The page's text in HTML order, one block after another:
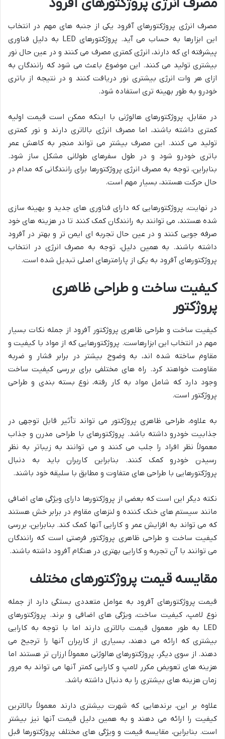
مصرف انرژی پروژکتورهای آفرود
مصرف انرژی پروژکتورهای آفرود یکی از جنبه های مهم در انتخاب
این ابزارها به حساب می آید. پروژکتورهای LED به دلیل فناوری
پیشرفته ای که دارند، انرژی کمتری مصرف می کنند و در عین حال نور
بیشتری تولید می کنند. این موضوع باعث می شود که رانندگان به
ازای هر وات انرژی بیشتری نور دریافت کنند و در نتیجه از باتری
خودرو به طور بهینه تری استفاده شود.
در مقابل، پروژکتورهای هالوژنی با اینکه ممکن است قیمت اولیه
کمتری داشته باشند، اما مصرف انرژی بالاتری دارند و نور کمتری
تولید می کنند. این مصرف بیشتر می تواند منجر به کاهش عمر
باتری خودرو شود و در طول سفرهای طولانی مشکل ساز شود.
بنابراین، توجه به مصرف انرژی پروژکتورها برای رانندگانی که مدام در
حال حرکت هستند، بسیار مهم است.
در نهایت، پروژکتورهایی که دارای فناوری های جدید و بهینه سازی
شده هستند، می توانند به رانندگان کمک کنند تا در هزینه های خود
صرفه جویی کنند و در عین حال تجربه ای ایمن تر و بهتر در آفرود
داشته باشند. به همین دلیل، توجه به مصرف انرژی در انتخاب
پروژکتورهای آفرود به یکی از پارامترهای اصلی تبدیل شده است.
کیفیت ساخت و طراحی ظاهری
پروژکتور
کیفیت ساخت و طراحی ظاهری پروژکتور آفرود از جمله نکات بسیار
مهم در انتخاب این ابزارهاست. پروژکتورهایی که از مواد با کیفیت و
مقاوم ساخته شده اند، به وضوح بیشتر در برابر فشار و ضربه
مقاومت خواهند کرد. راه های مختلفی برای بررسی کیفیت ساخت
وجود دارد که شامل مواد به کار رفته، نوع بسته بندی و طراحی
پروژکتور است.
به علاوه، طراحی ظاهری پروژکتور می تواند تأثیر قابل توجهی در
جذابیت خودرو داشته باشد. پروژکتورهای با طراحی مدرن و جذاب
معمولاً نظر افراد را جلب می کنند و می توانند به زیباتر به نظر
رسیدن خودرو کمک کنند. بنابراین کاربران باید به دنبال
پروژکتورهایی با طراحی های متفاوت و مطابق با سلیقه خود باشند.
نکته دیگر این است که بعضی از پروژکتورها دارای ویژگی های اضافی
مانند سیستم های خنک کننده و لنزهای مقاوم در برابر خش هستند
که می تواند به افزایش عمر و کارایی آنها کمک کند. بنابراین، بررسی
کیفیت ساخت و طراحی ظاهری پروژکتور فرصتی است که رانندگان
می توانند با آن تجربه و کارایی بهتری در هنگام آفرود داشته باشند.
مقایسه قیمت پروژکتورهای مختلف
قیمت پروژکتورهای آفرود به عوامل متعددی بستگی دارد از جمله
نوع لامپ، کیفیت ساخت، ویژگی های اضافی و برند. پروژکتورهای
LED به طور معمول قیمت بالاتری دارند اما با توجه به کارایی
بیشتری که ارائه می دهند، بسیاری از کاربران آنها را ترجیح می
دهند. از سوی دیگر، پروژکتورهای هالوژنی معمولاً ارزان تر هستند اما
هزینه های تعویض مکرر لامپ و کارایی کمتر آنها می تواند به مرور
زمان هزینه های بیشتری را به دنبال داشته باشد.
علاوه بر این، برندهایی که شهرت بیشتری دارند معمولاً بالاترین
کیفیت را ارائه می دهند و به همین دلیل قیمت آنها نیز بیشتر
است. بنابراین، مقایسه قیمت و ویژگی های مختلف پروژکتورها قبل